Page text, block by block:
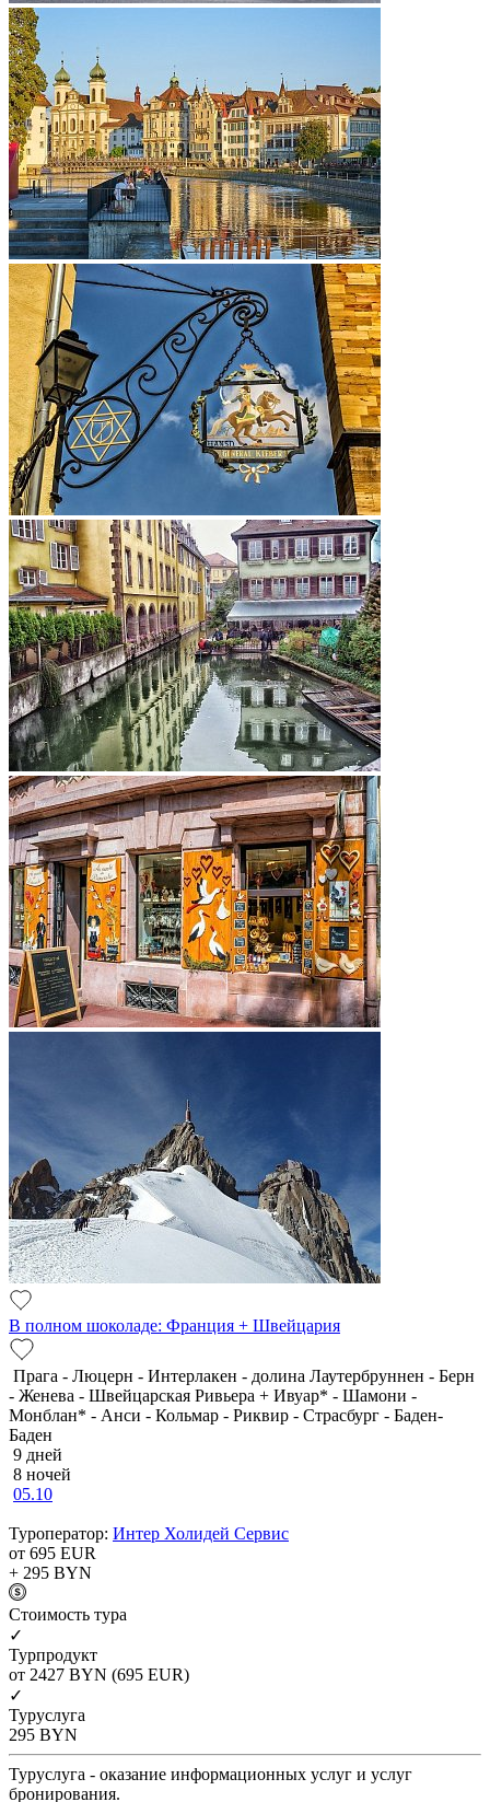
В полном шоколаде: Франция + Швейцария
Прага - Люцерн - Интерлакен - долина Лаутербруннен - Берн
- Женева - Швейцарская Ривьера + Ивуар* - Шамони -
Монблан* - Анси - Кольмар - Риквир - Страсбург - Баден-
Баден
9 дней
8 ночей
05.10
Туроператор: Интер Холидей Сервис
от 695 EUR
+ 295 BYN
Cтоимость тура
✓
Турпродукт
от 2427 BYN (695 EUR)
✓
Туруслуга
295 BYN
Туруслуга - оказание информационных услуг и услуг
бронирования.